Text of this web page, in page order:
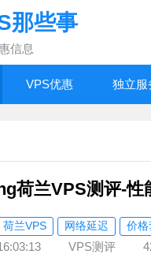
那些事
信息
VPS优惠 独立服
荷兰VPS测评-性
荷兰VPS 网络延迟 价格
VPS测评